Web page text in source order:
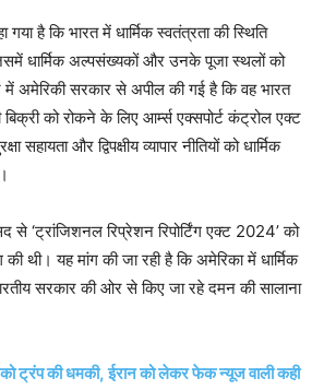
गया है कि भारत में धार्मिक स्वतंत्रता की स्थिति
धार्मिक अल्पसंख्यकों और उनके पूजा स्थलों को
में अमेरिकी सरकार से अपील की गई है कि वह भारत
को रोकने के लिए आर्म्स एक्सपोर्ट कंट्रोल एक्ट
सहायता और द्विपक्षीय व्यापार नीतियों को धार्मिक
‘ट्रांजिशनल रिप्रेशन रिपोर्टिंग एक्ट 2024’ को
थी। यह मांग की जा रही है कि अमेरिका में धार्मिक
सरकार की ओर से किए जा रहे दमन की सालाना
को ट्रंप की धमकी, ईरान को लेकर फेक न्यूज वाली कही